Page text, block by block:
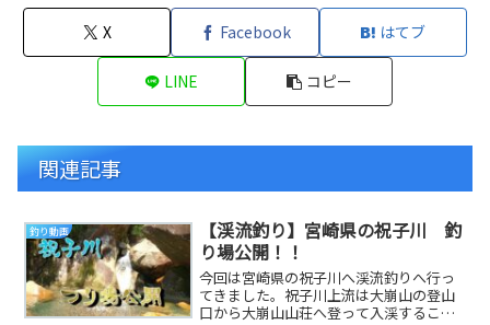
X Facebook はてブ
LINE コピー
関連記事
釣り動画
【渓流釣り】宮崎県の祝子川 釣
り場公開！！
今回は宮崎県の祝子川へ渓流釣りへ行っ
てきました。祝子川上流は大崩山の登山
口から大崩山山荘へ登って入渓すること